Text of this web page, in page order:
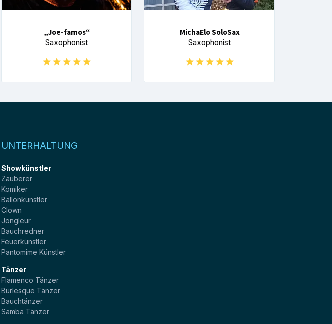
„Joe-famos“
Saxophonist
MichaElo SoloSax
Saxophonist
UNTERHALTUNG
Showkünstler
Zauberer
Komiker
Ballonkünstler
Clown
Jongleur
Bauchredner
Feuerkünstler
Pantomime Künstler
Tänzer
Flamenco Tänzer
Burlesque Tänzer
Bauchtänzer
Samba Tänzer